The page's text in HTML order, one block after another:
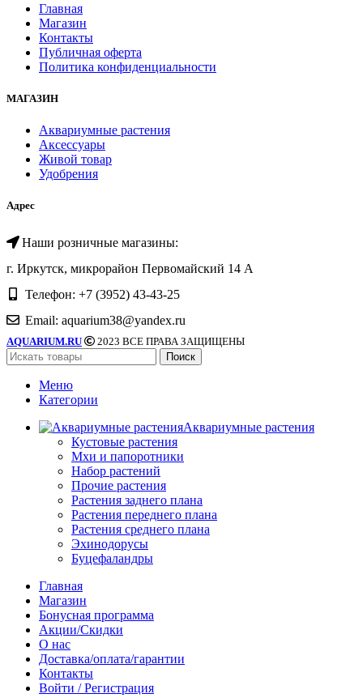
Главная
Магазин
Контакты
Публичная оферта
Политика конфиденциальности
МАГАЗИН
Аквариумные растения
Аксессуары
Живой товар
Удобрения
Адрес
Наши розничные магазины:
г. Иркутск, микрорайон Первомайский 14 А
Телефон: +7 (3952) 43-43-25
Email: aquarium38@yandex.ru
AQUARIUM.RU
2023 ВСЕ ПРАВА ЗАЩИЩЕНЫ
Поиск
Меню
Категории
Аквариумные растения
Кустовые растения
Мхи и папоротники
Набор растений
Прочие растения
Растения заднего плана
Растения переднего плана
Растения среднего плана
Эхинодорусы
Буцефаландры
Главная
Магазин
Бонусная программа
Акции/Скидки
О нас
Доставка/оплата/гарантии
Контакты
Войти / Регистрация